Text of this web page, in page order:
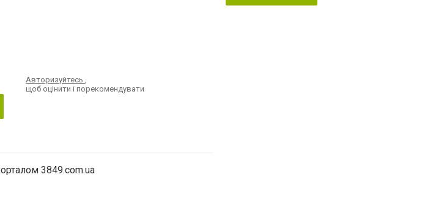
Авторизуйтесь,
щоб оцінити і порекомендувати
3849.com.ua